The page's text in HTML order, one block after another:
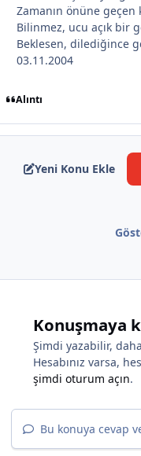
Zamanın önüne geçen
Bilinmez, ucu açık bir
Beklesen, dilediğince
03.11.2004
Alıntı
Yeni Konu Ekle
Konuşmaya
Şimdi yazabilir,
Hesabınız varsa,
şimdi oturum açın.
Bu konuya cevap
*